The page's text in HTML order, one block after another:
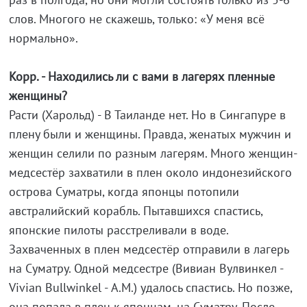
слов. Многого не скажешь, только: «У меня всё
нормально».
Корр. - Находились ли с вами в лагерях пленные
женщины?
Расти (Харольд) - В Таиланде нет. Но в Сингапуре в
плену были и женщины. Правда, женатых мужчин и
женщин селили по разным лагерям. Много женщин-
медсестёр захватили в плен около индонезийского
острова Суматры, когда японцы потопили
австралийский корабль. Пытавшихся спастись,
японские пилоты расстреливали в воде.
Захваченных в плен медсестёр отправили в лагерь
на Суматру. Одной медсестре (Вивиан Вулвинкел -
Vivian Bullwinkel - А.М.) удалось спастись. Но позже,